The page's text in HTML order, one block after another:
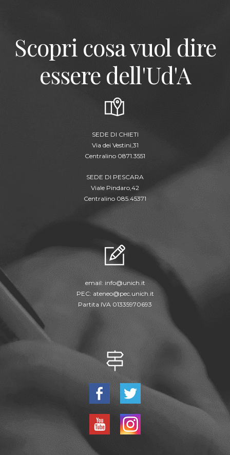
Scopri cosa vuol dire
essere dell'Ud'A
SEDE DI CHIETI
Via dei Vestini,31
Centralino 0871.3551
SEDE DI PESCARA
Viale Pindaro,42
Centralino 085.45371
email: info@unich.it
PEC: ateneo@pec.unich.it
Partita IVA 01335970693